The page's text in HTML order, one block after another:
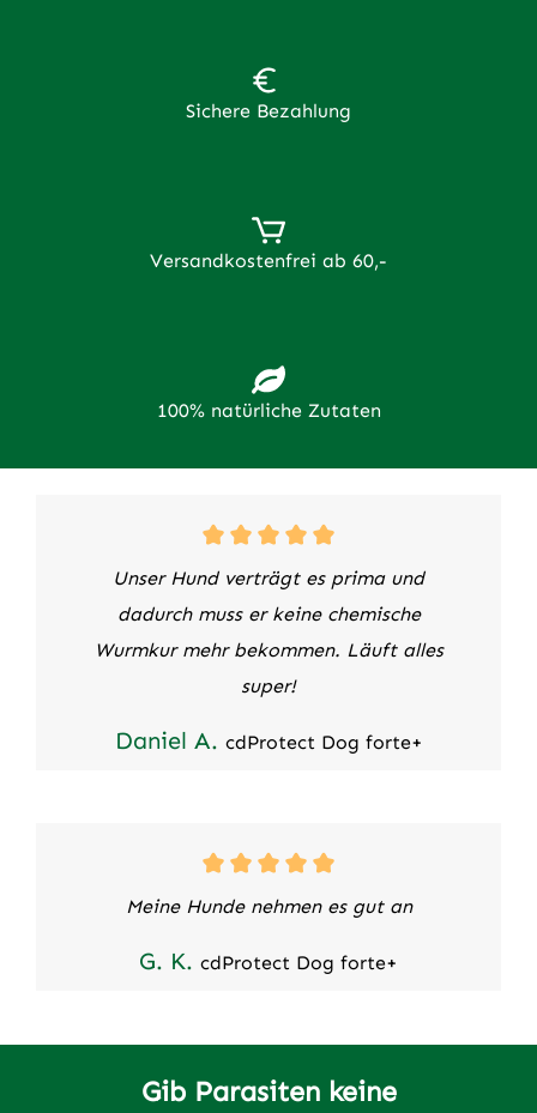
Sichere Bezahlung
Versandkostenfrei ab 60,-
100% natürliche Zutaten
Unser Hund verträgt es prima und
dadurch muss er keine chemische
Wurmkur mehr bekommen. Läuft alles
super!
Daniel A. cdProtect Dog forte+
Meine Hunde nehmen es gut an
G. K. cdProtect Dog forte+
Gib Parasiten keine